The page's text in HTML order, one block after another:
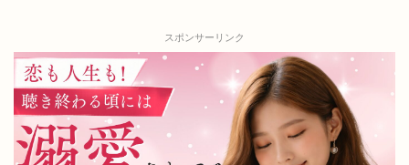
スポンサーリンク